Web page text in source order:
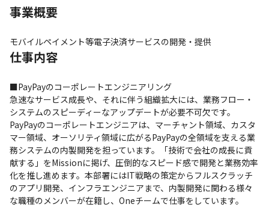
事業概要
モバイルペイメント等電子決済サービスの開発・提供
仕事内容
■PayPayのコーポレートエンジニアリング
急速なサービス成長や、それに伴う組織拡大には、業務フロー・
システムのスピーディーなアップデートが必要不可欠です。
PayPayのコーポレートエンジニアは、マーチャント領域、カスタ
マー領域、オーソリティ領域に広がるPayPayの全領域を支える業
務システムの内製開発を担っています。「技術で会社の成長に貢
献する」をMissionに掲げ、圧倒的なスピード感で開発と業務効率
化を推し進めます。本部署にはIT戦略の策定からフルスクラッチ
のアプリ開発、インフラエンジニアまで、内製開発に関わる様々
な職種のメンバーが在籍し、Oneチームで仕事をしています。